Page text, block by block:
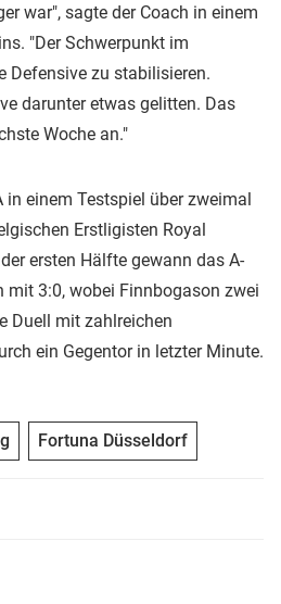
war", sagte der Coach in einem
"Der Schwerpunkt im
Defensive zu stabilisieren.
darunter etwas gelitten. Das
Woche an."
in einem Testspiel über zweimal
Erstligisten Royal
ersten Hälfte gewann das A-
mit 3:0, wobei Finnbogason zwei
Duell mit zahlreichen
ein Gegentor in letzter Minute.
Fortuna Düsseldorf